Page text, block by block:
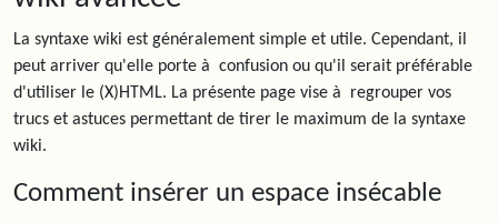
La syntaxe wiki est généralement simple et utile. Cependant, il
peut arriver qu'elle porte à confusion ou qu'il serait préférable
d'utiliser le (X)HTML. La présente page vise à regrouper vos
trucs et astuces permettant de tirer le maximum de la syntaxe
wiki.
Comment insérer un espace insécable